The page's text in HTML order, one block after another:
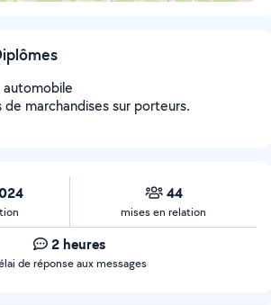
automobile
marchandises sur porteurs.
44
mises en relation
2 heures
de réponse aux messages